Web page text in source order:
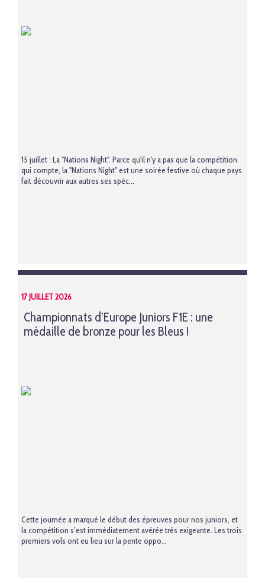
15 juillet : La "Nations Night". Parce qu'il n'y a pas que la compétition
qui compte, la "Nations Night" est une soirée festive où chaque pays
fait découvrir aux autres ses spéc...
17 JUILLET 2026
Championnats d’Europe Juniors F1E : une
médaille de bronze pour les Bleus !
Cette journée a marqué le début des épreuves pour nos juniors, et
la compétition s’est immédiatement avérée très exigeante. Les trois
premiers vols ont eu lieu sur la pente oppo...